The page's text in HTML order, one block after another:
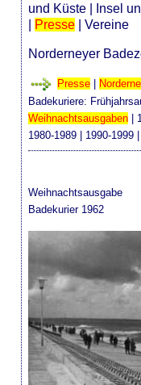
und Küste
Insel
Presse |Vereine
Norderneyer
Presse
Badekuriere:
Weihnachtsausgaben |
1980-1989 | 1990-1999 |
Weihnachtsausgabe
Badekurier 1962